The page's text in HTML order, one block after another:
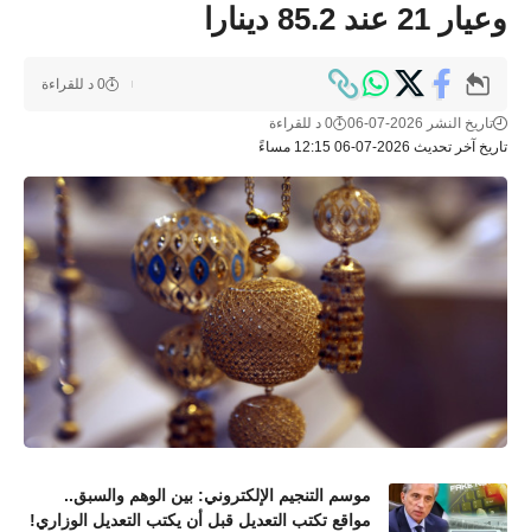
وعيار 21 عند 85.2 دينارا
تاريخ آخر تحديث 2026-07-06 12:15 مساءً
تاريخ النشر 2026-07-06 0 د للقراءة
0 د للقراءة
موسم التنجيم الإلكتروني: بين الوهم والسبق..
مواقع تكتب التعديل قبل أن يكتب التعديل الوزاري!